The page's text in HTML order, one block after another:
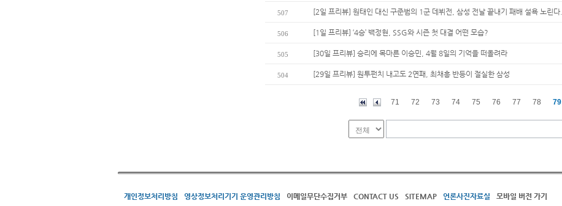
507 [2일 프리뷰] 원태인 대신 구준범의 1군 데뷔전, 삼성 전날 끝내기 패배 설욕 노린다..
506 [1일 프리뷰] ‘4승’ 백정현, SSG와 시즌 첫 대결 어떤 모습?
505 [30일 프리뷰] 승리에 목마른 이승민, 4월 8일의 기억을 떠올려라
504 [29일 프리뷰] 원투펀치 내고도 2연패, 최채흥 반등이 절실한 삼성
71 72 73 74 75 76 77 78 79
개인정보처리방침 영상정보처리기기 운영관리방침 이메일무단수집거부 CONTACT US SITEMAP 언론사진자료실 모바일 버전 가기